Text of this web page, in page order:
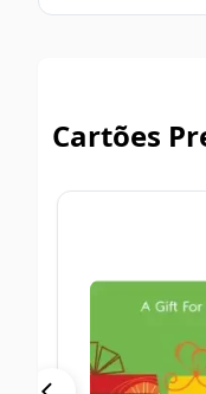
Cartões